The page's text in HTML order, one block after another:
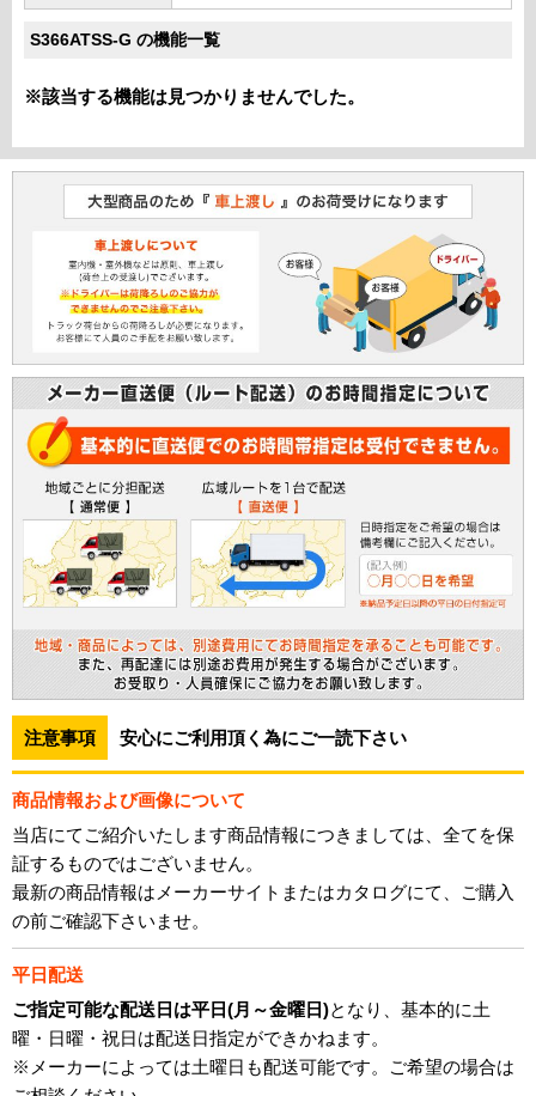
S366ATSS-G の機能一覧
※該当する機能は見つかりませんでした。
注意事項 安心にご利用頂く為にご一読下さい
商品情報および画像について
当店にてご紹介いたします商品情報につきましては、全てを保
証するものではございません。
最新の商品情報はメーカーサイトまたはカタログにて、ご購入
の前ご確認下さいませ。
平日配送
ご指定可能な配送日は平日(月～金曜日)となり、基本的に土
曜・日曜・祝日は配送日指定ができかねます。
※メーカーによっては土曜日も配送可能です。ご希望の場合は